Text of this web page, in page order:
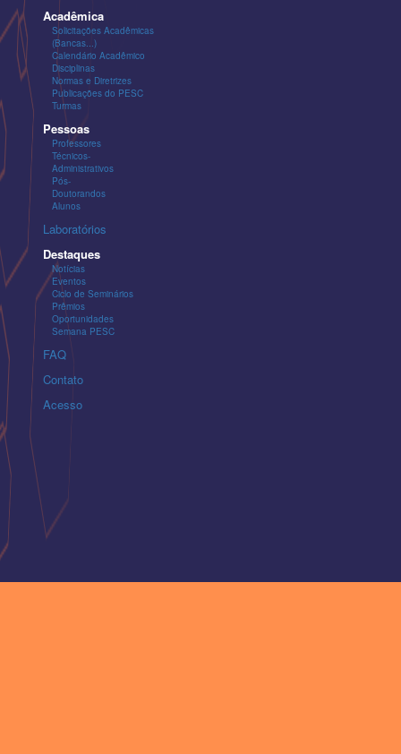
Acadêmica
Solicitações Acadêmicas
(Bancas...)
Calendário Acadêmico
Disciplinas
Normas e Diretrizes
Publicações do PESC
Turmas
Pessoas
Professores
Técnicos-
Administrativos
Pós-
Doutorandos
Alunos
Laboratórios
Destaques
Notícias
Eventos
Ciclo de Seminários
Prêmios
Oportunidades
Semana PESC
FAQ
Contato
Acesso